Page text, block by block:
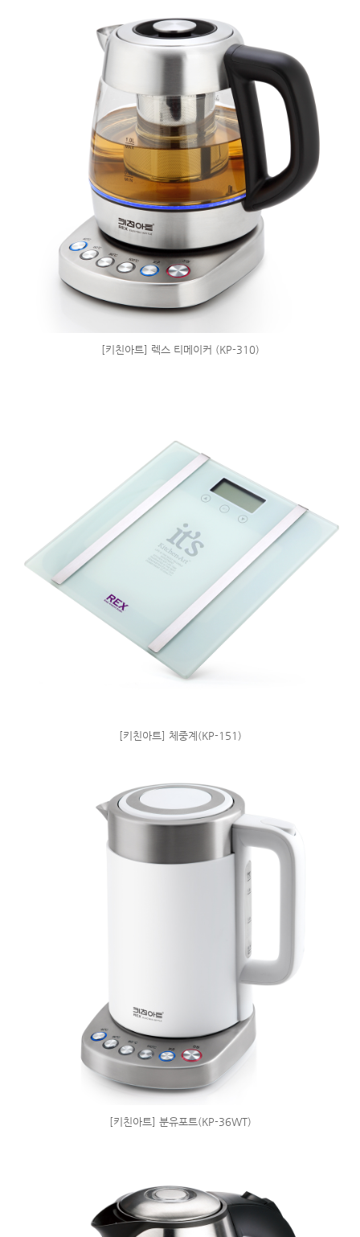
[키친아트] 렉스 티메이커 (KP-310)
[키친아트] 체중계(KP-151)
[키친아트] 분유포트(KP-36WT)